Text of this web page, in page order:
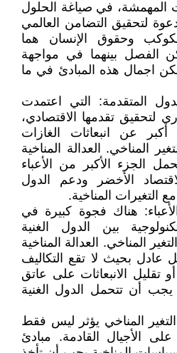
المهمشة، في صياغة الحلول
لتحقيق التضامن العالمي
وحقوق الإنسان هما
الفصل بينهما في مواجهة
اجمال هذه المبادئ في ما
المتقدمة: التي اعتمدت
لتحقيق تقدمها الاقتصادي،
عن انبعاثات الغازات
المناخي. العدالة المناخية
الجزء الأكبر من الأعباء
الأخضر ودعم الدول
التغيرات المناخية.
هناك فجوة كبيرة في
بين الدول الغنية
المناخي. العدالة المناخية
عادل بحيث لا تقع التكاليف
تقليل الانبعاثات على عاتق
يجب أن تتحمل الدول الغنية
المناخي يؤثر ليس فقط
الأجيال القادمة. مبادئ